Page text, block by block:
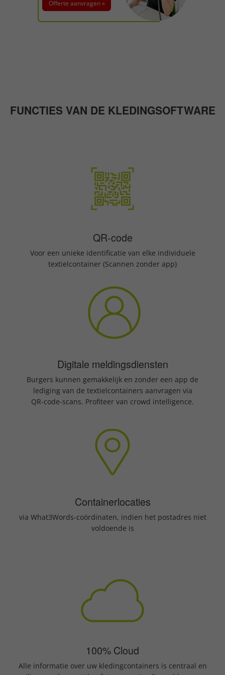
Offerte aanvragen »
FUNCTIES VAN DE KLEDINGSOFTWARE
QR-code
Voor een unieke identificatie van elke individuele
textielcontainer (Scannen zonder app)
Digitale meldingsdiensten
Burgers kunnen gemakkelijk en zonder een app de
lediging van de textielcontainers aanvragen via
QR-code-scans. Profiteer van crowd intelligence.
Containerlocaties
via What3Words-coördinaten, indien het postadres niet
voldoende is
100% Cloud
Alle informatie over uw kledingcontainers is centraal en